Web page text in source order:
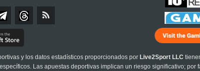
y los datos estadísticos proporcionados por Live2Sport LLC
Las apuestas deportivas implican un riesgo significativo; por